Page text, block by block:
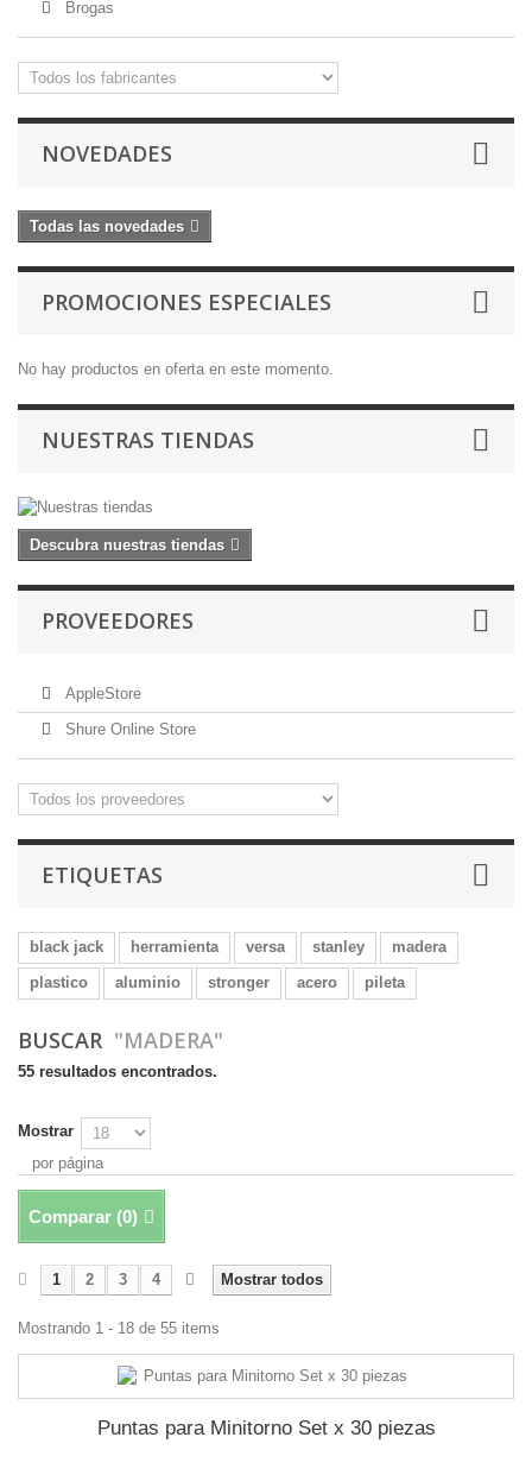
Brogas
NOVEDADES
Todas las novedades
PROMOCIONES ESPECIALES
No hay productos en oferta en este momento.
NUESTRAS TIENDAS
Descubra nuestras tiendas
PROVEEDORES
AppleStore
Shure Online Store
ETIQUETAS
black jack herramienta versa stanley
madera
plastico
aluminio stronger acero pileta
BUSCAR "MADERA"
55 resultados encontrados.
Mostrar
por página
Comparar (0)
Mostrar todos
1 2 3 4
Mostrando 1 - 18 de 55 items
Puntas para Minitorno Set x 30 piezas